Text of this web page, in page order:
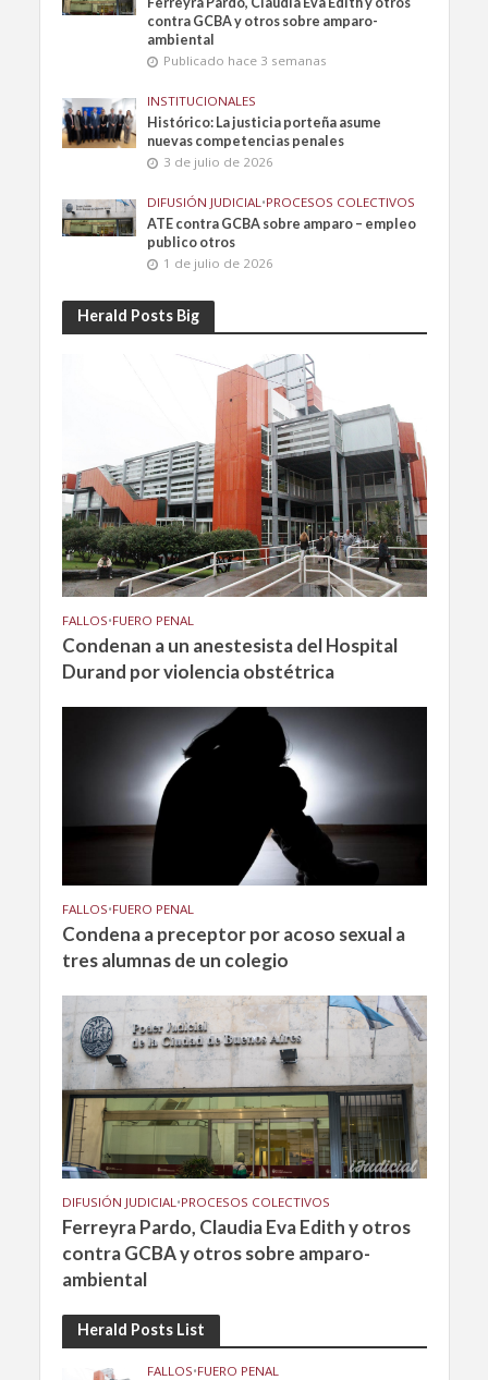
contra GCBA y otros sobre amparo-
ambiental
Publicado hace 3 semanas
INSTITUCIONALES
Histórico: La justicia porteña asume
nuevas competencias penales
3 de julio de 2026
DIFUSIÓN JUDICIAL•PROCESOS COLECTIVOS
ATE contra GCBA sobre amparo – empleo
publico otros
1 de julio de 2026
Herald Posts Big
FALLOS•FUERO PENAL
Condenan a un anestesista del Hospital
Durand por violencia obstétrica
FALLOS•FUERO PENAL
Condena a preceptor por acoso sexual a
tres alumnas de un colegio
DIFUSIÓN JUDICIAL •PROCESOS COLECTIVOS
Ferreyra Pardo, Claudia Eva Edith y otros
contra GCBA y otros sobre amparo-
ambiental
Herald Posts List
FALLOS•FUERO PENAL